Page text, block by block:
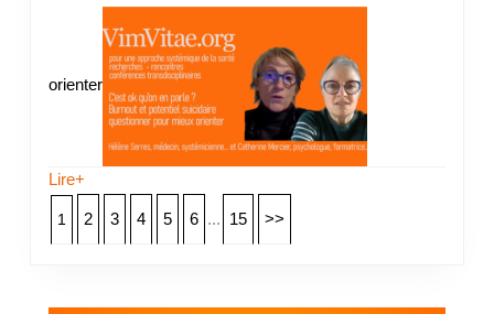
orienter
Lire+
1 2 3 4 5 6 ... 15 >>